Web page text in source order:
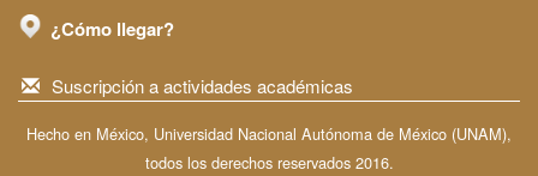
¿Cómo llegar?
Suscripción a actividades académicas
Hecho en México, Universidad Nacional Autónoma de México (UNAM),
todos los derechos reservados 2016.